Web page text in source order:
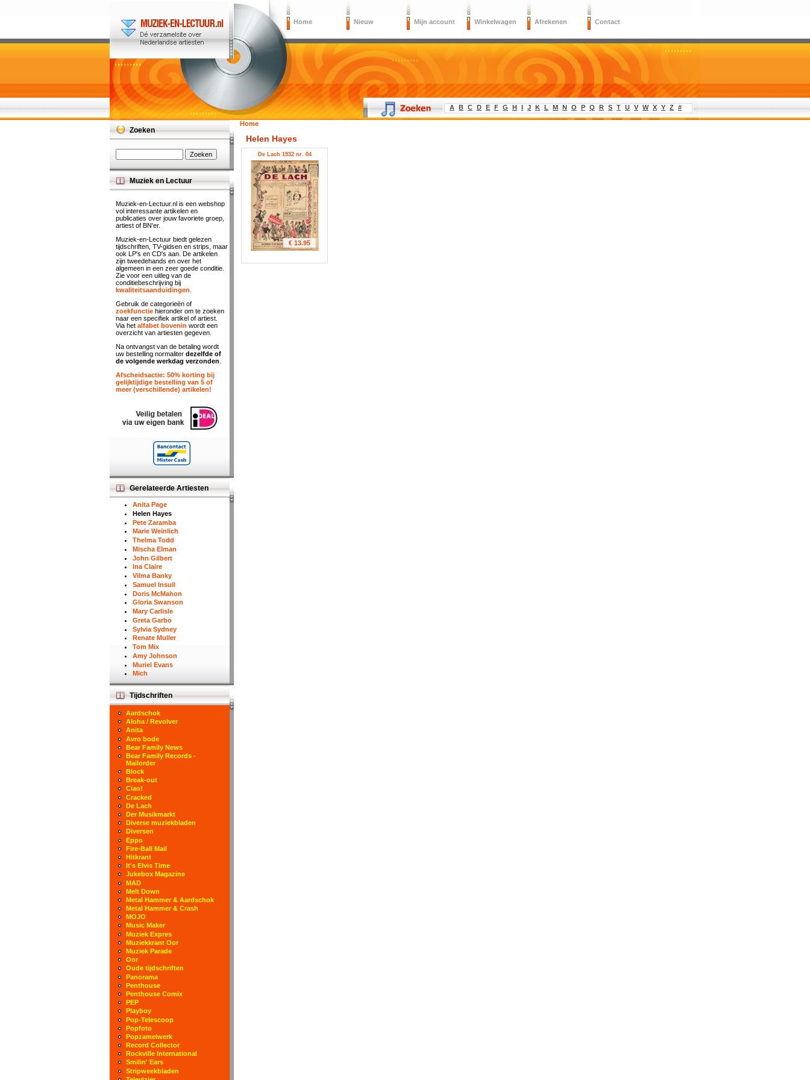
Home Nieuw Mijn account Winkelwagen Afrekenen Contact
A B C D E F G H I J K L M N O P Q R S T U V W X Y Z #
Home
Helen Hayes
De Lach 1932 nr. 04
€ 13.95
Zoeken
Muziek en Lectuur
Muziek-en-Lectuur.nl is een webshop
vol interessante artikelen en
publicaties over jouw favoriete groep,
artiest of BN'er.
Muziek-en-Lectuur biedt gelezen
tijdschriften, TV-gidsen en strips, maar
ook LP's en CD's aan. De artikelen
zijn tweedehands en over het
algemeen in een zeer goede conditie.
Zie voor een uitleg van de
conditiebeschrijving bij
kwaliteitsaanduidingen
Gebruik de categorieën of
zoekfunctie hieronder om te zoeken
naar een specifiek artikel of artiest.
Via het alfabet bovenin wordt een
overzicht van artiesten gegeven.
Na ontvangst van de betaling wordt
uw bestelling normaliter dezelfde of
de volgende werkdag verzonden
Afscheidsactie: 50% korting bij
gelijktijdige bestelling van 5 of
meer (verschillende) artikelen!
Gerelateerde Artiesten
Anita Page
Helen Hayes
Pete Zaramba
Marie Weinlich
Thelma Todd
Mischa Elman
John Gilbert
Ina Claire
Vilma Banky
Samuel Insull
Doris McMahon
Gloria Swanson
Mary Carlisle
Greta Garbo
Sylvia Sydney
Renate Muller
Tom Mix
Amy Johnson
Muriel Evans
Mich
Tijdschriften
Aardschok
Aloha / Revolver
Anita
Avro bode
Bear Family News
Bear Family Records -
Mailorder
Block
Break-out
Ciao!
Cracked
De Lach
Der Musikmarkt
Diverse muziekbladen
Diversen
Eppo
Fire-Ball Mail
Hitkrant
It's Elvis Time
Jukebox Magazine
MAD
Melt Down
Metal Hammer & Aardschok
Metal Hammer & Crash
MOJO
Music Maker
Muziek Expres
Muziekkrant Oor
Muziek Parade
Oor
Oude tijdschriften
Panorama
Penthouse
Penthouse Comix
PEP
Playboy
Pop-Telescoop
Popfoto
Popzamelwerk
Record Collector
Rockville International
Smilin' Ears
Stripweekbladen